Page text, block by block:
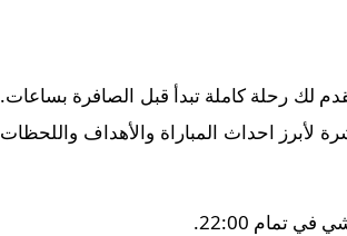
لك رحلة كاملة تبدأ قبل الصافرة بساعات.
لأبرز احداث المباراة والأهداف واللحظات
تمام 22:00.